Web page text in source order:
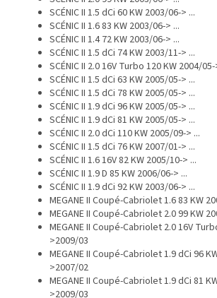
SCÉNIC II 1.5 dCi 60 KW 2003/06-> ...
SCÉNIC II 1.6 83 KW 2003/06-> ...
SCÉNIC II 1.4 72 KW 2003/06-> ...
SCÉNIC II 1.5 dCi 74 KW 2003/11-> ...
SCÉNIC II 2.0 16V Turbo 120 KW 2004/05-
SCÉNIC II 1.5 dCi 63 KW 2005/05-> ...
SCÉNIC II 1.5 dCi 78 KW 2005/05-> ...
SCÉNIC II 1.9 dCi 96 KW 2005/05-> ...
SCÉNIC II 1.9 dCi 81 KW 2005/05-> ...
SCÉNIC II 2.0 dCi 110 KW 2005/09-> ...
SCÉNIC II 1.5 dCi 76 KW 2007/01-> ...
SCÉNIC II 1.6 16V 82 KW 2005/10-> ...
SCÉNIC II 1.9 D 85 KW 2006/06-> ...
SCÉNIC II 1.9 dCi 92 KW 2003/06-> ...
MEGANE II Coupé-Cabriolet 1.6 83 KW
MEGANE II Coupé-Cabriolet 2.0 99 KW
MEGANE II Coupé-Cabriolet 2.0 16V
>2009/03
MEGANE II Coupé-Cabriolet 1.9 dCi 96
>2007/02
MEGANE II Coupé-Cabriolet 1.9 dCi 81
>2009/03